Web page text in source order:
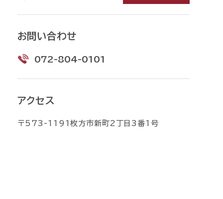
お問い合わせ
072-804-0101
アクセス
〒573-1191枚方市新町2丁目3番1号